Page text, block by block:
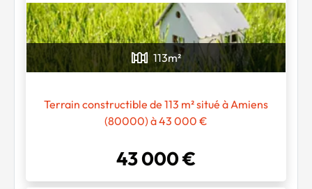
113m²
Terrain constructible de 113 m² situé à Amiens
(80000) à 43 000 €
43 000 €